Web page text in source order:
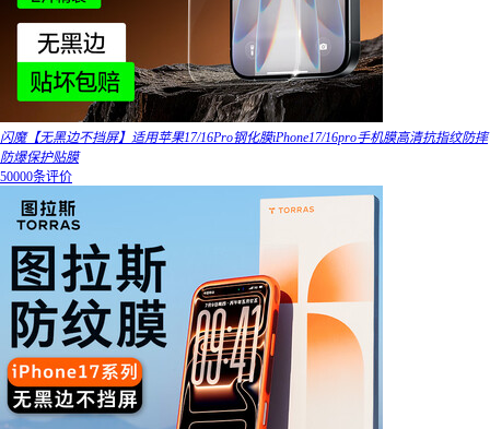
闪魔【无黑边不挡屏】适用苹果17/16Pro钢化膜iPhone17/16pro手机膜高清抗指纹防摔
防爆保护贴膜
50000条评价